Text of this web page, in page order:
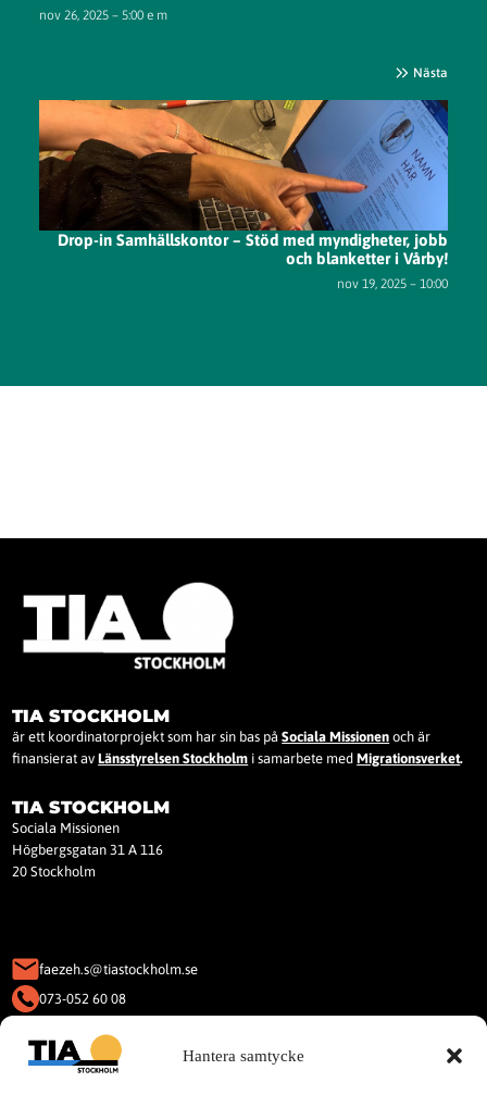
Hantera samtycke
nov 26, 2025 – 5:00 e m
Nästa
Drop-in Samhällskontor – Stöd med myndigheter, jobb
och blanketter i Vårby!
nov 19, 2025 – 10:00
TIA STOCKHOLM
är ett koordinatorprojekt som har sin bas påSociala Missionen och är
finansierat avLänsstyrelsen Stockholm i samarbete medMigrationsverket.
TIA STOCKHOLM
Sociala Missionen
Högbergsgatan 31 A 116
20 Stockholm
faezeh.s@tiastockholm.se
073-052 60 08
KAKOR (COOKIES)
Denna webbplats använder Kakor